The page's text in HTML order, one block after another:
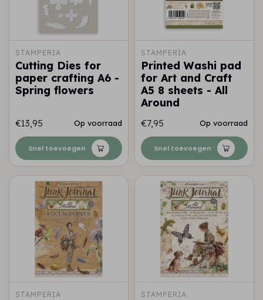
STAMPERIA
Cutting Dies for
paper crafting A6 -
Spring flowers
€13,95 Op voorraad
Snel toevoegen
STAMPERIA
Printed Washi pad
for Art and Craft
A5 8 sheets - All
Around
€7,95 Op voorraad
Snel toevoegen
STAMPERIA STAMPERIA